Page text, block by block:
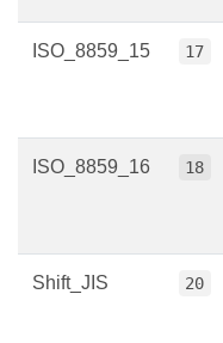
ISO_8859_15 17
ISO_8859_16 18
Shift_JIS 20